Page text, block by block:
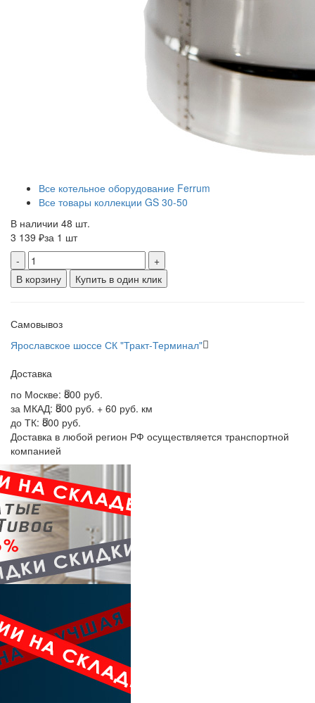
Все котельное оборудование Ferrum
Все товары коллекции GS 30-50
В наличии 48 шт.
3 139 ₽за 1 шт
-
+
В корзину
Купить в один клик
Самовывоз
Ярославское шоссе СК "Тракт-Терминал"
Доставка
по Москве: 800 руб.
за МКАД: 800 руб. + 60 руб. км
до ТК: 800 руб.
Доставка в любой регион РФ осуществляется транспортной
компанией